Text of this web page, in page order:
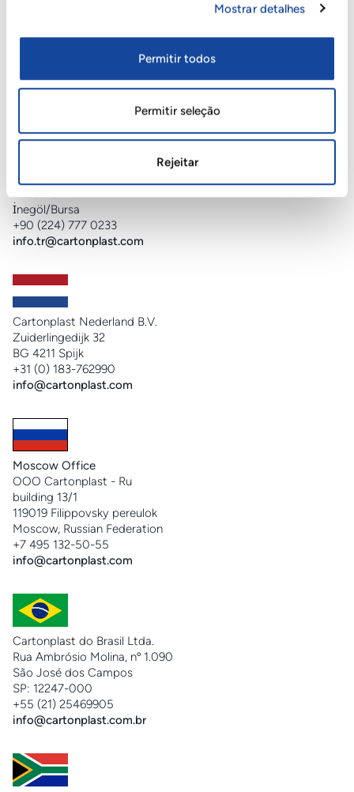
Mostrar detalhes
Permitir todos
Permitir seleção
Rejeitar
CPL Cartonplast Ambalaj Sanayi ve Ticaret A.S
İnegöl/Bursa
+90 (224) 777 0233
info.tr@cartonplast.com
Cartonplast Nederland B.V.
Zuiderlingedijk 32
BG 4211 Spijk
+31 (0) 183-762990
info@cartonplast.com
Moscow Office
OOO Cartonplast - Ru
building 13/1
119019 Filippovsky pereulok
Moscow, Russian Federation
+7 495 132-50-55
info@cartonplast.com
Cartonplast do Brasil Ltda.
Rua Ambrósio Molina, nº 1.090
São José dos Campos
SP: 12247-000
+55 (21) 25469905
info@cartonplast.com.br